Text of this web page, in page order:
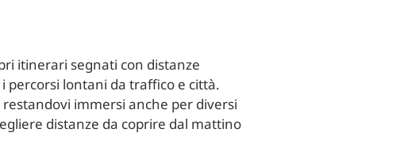
itinerari segnati con distanze
lontani da traffico e città.
immersi anche per diversi
distanze da coprire dal mattino